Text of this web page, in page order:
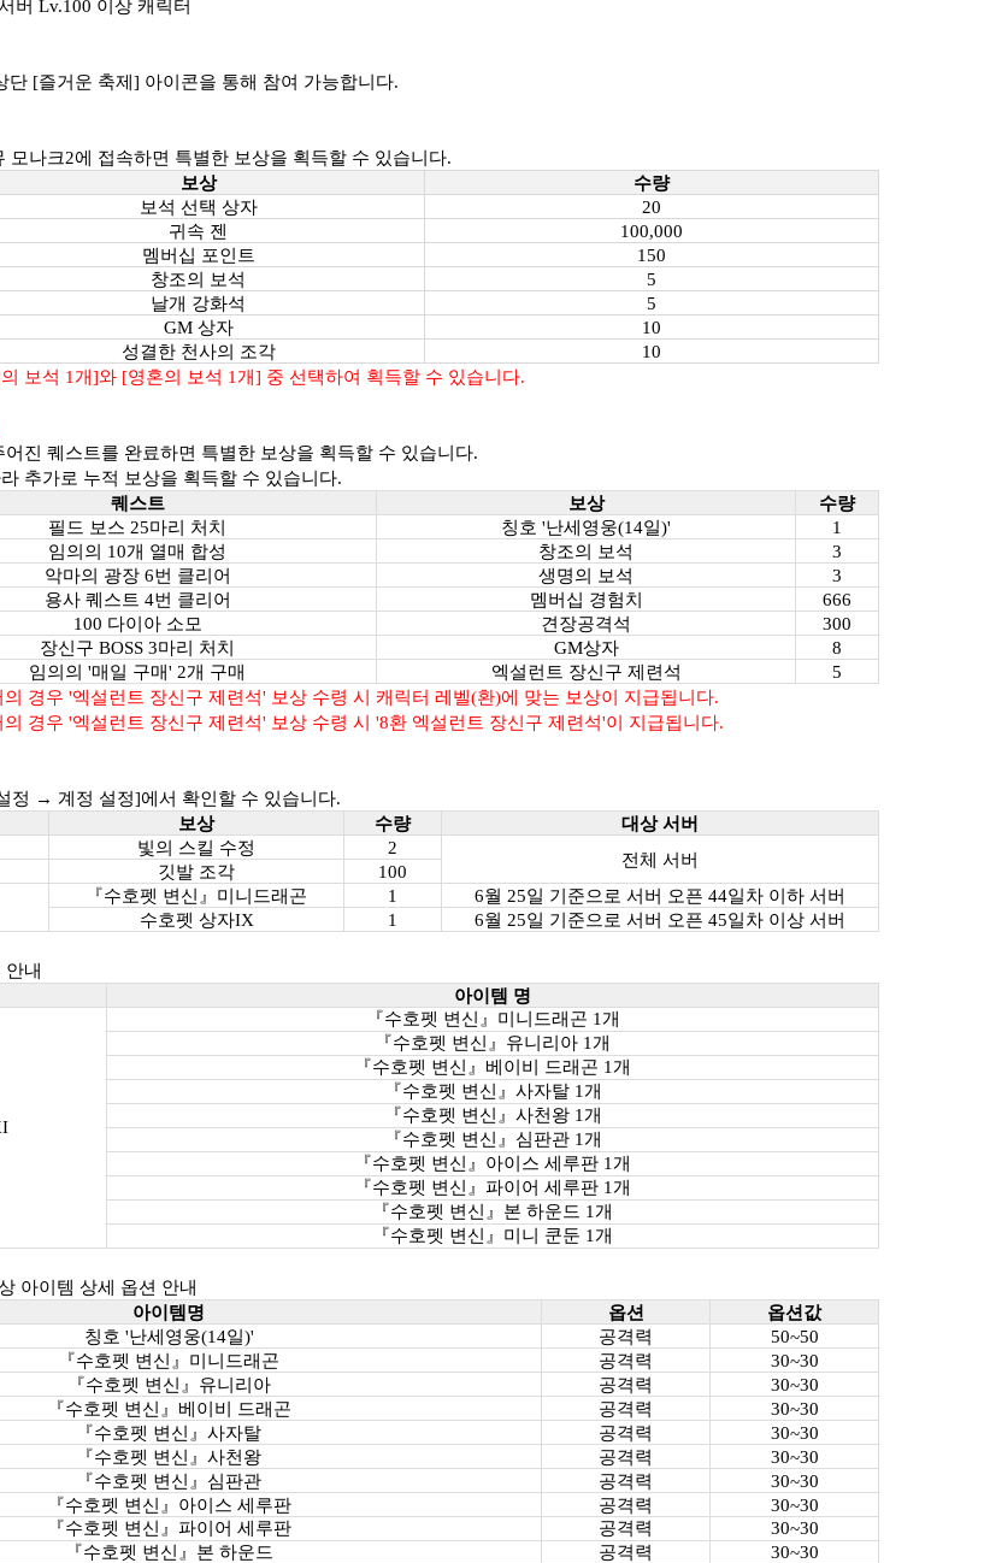
버 Lv.100 이상 캐릭터
단 [즐거운 축제] 아이콘을 통해 참여 가능합니다.
모나크2에 접속하면 특별한 보상을 획득할 수 있습니다.
보상
수량
보석 선택 상자
20
귀속 젠
100,000
멤버십 포인트
150
창조의 보석
5
날개 강화석
5
GM 상자
10
성결한 천사의 조각
10
보석 1개]와 [영혼의 보석 1개] 중 선택하여 획득할 수 있습니다.
진 퀘스트를 완료하면 특별한 보상을 획득할 수 있습니다.
추가로 누적 보상을 획득할 수 있습니다.
퀘스트 보상
수량
필드 보스 25마리 처치 칭호 '난세영웅(14일)'
1
임의의 10개 열매 합성 창조의 보석
3
악마의 광장 6번 클리어 생명의 보석
3
용사 퀘스트 4번 클리어 멤버십 경험치
666
100 다이아 소모 견장공격석
300
장신구 BOSS 3마리 처치 GM상자
8
임의의 '매일 구매' 2개 구매 엑설런트 장신구 제련석
5
경우 '엑설런트 장신구 제련석' 보상 수령 시 캐릭터 레벨(환)에 맞는 보상이 지급됩니다.
경우 '엑설런트 장신구 제련석' 보상 수령 시 '8환 엑설런트 장신구 제련석'이 지급됩니다.
정 → 계정 설정]에서 확인할 수 있습니다.
보상 수량
대상 서버
빛의 스킬 수정 2
전체 서버
깃발 조각
100
『수호펫 변신』미니드래곤 1
6월 25일 기준으로 서버 오픈 44일차 이하 서버
수호펫 상자IX
1 6월 25일 기준으로 서버 오픈 45일차 이상 서버
안내
아이템 명
『수호펫 변신』미니드래곤 1개
『수호펫 변신』유니리아 1개
『수호펫 변신』베이비 드래곤 1개
『수호펫 변신』사자탈 1개
『수호펫 변신』사천왕 1개
『수호펫 변신』심판관 1개
『수호펫 변신』아이스 세루판 1개
『수호펫 변신』파이어 세루판 1개
『수호펫 변신』본 하운드 1개
『수호펫 변신』미니 쿤둔 1개
아이템 상세 옵션 안내
아이템명
옵션
옵션값
칭호 '난세영웅(14일)'
공격력
50~50
『수호펫 변신』미니드래곤
공격력
30~30
『수호펫 변신』유니리아
공격력
30~30
『수호펫 변신』베이비 드래곤
공격력
30~30
『수호펫 변신』사자탈
공격력
30~30
『수호펫 변신』사천왕
공격력
30~30
『수호펫 변신』심판관
공격력
30~30
『수호펫 변신』아이스 세루판
공격력
30~30
『수호펫 변신』파이어 세루판
공격력
30~30
『수호펫 변신』본 하운드
공격력
30~30